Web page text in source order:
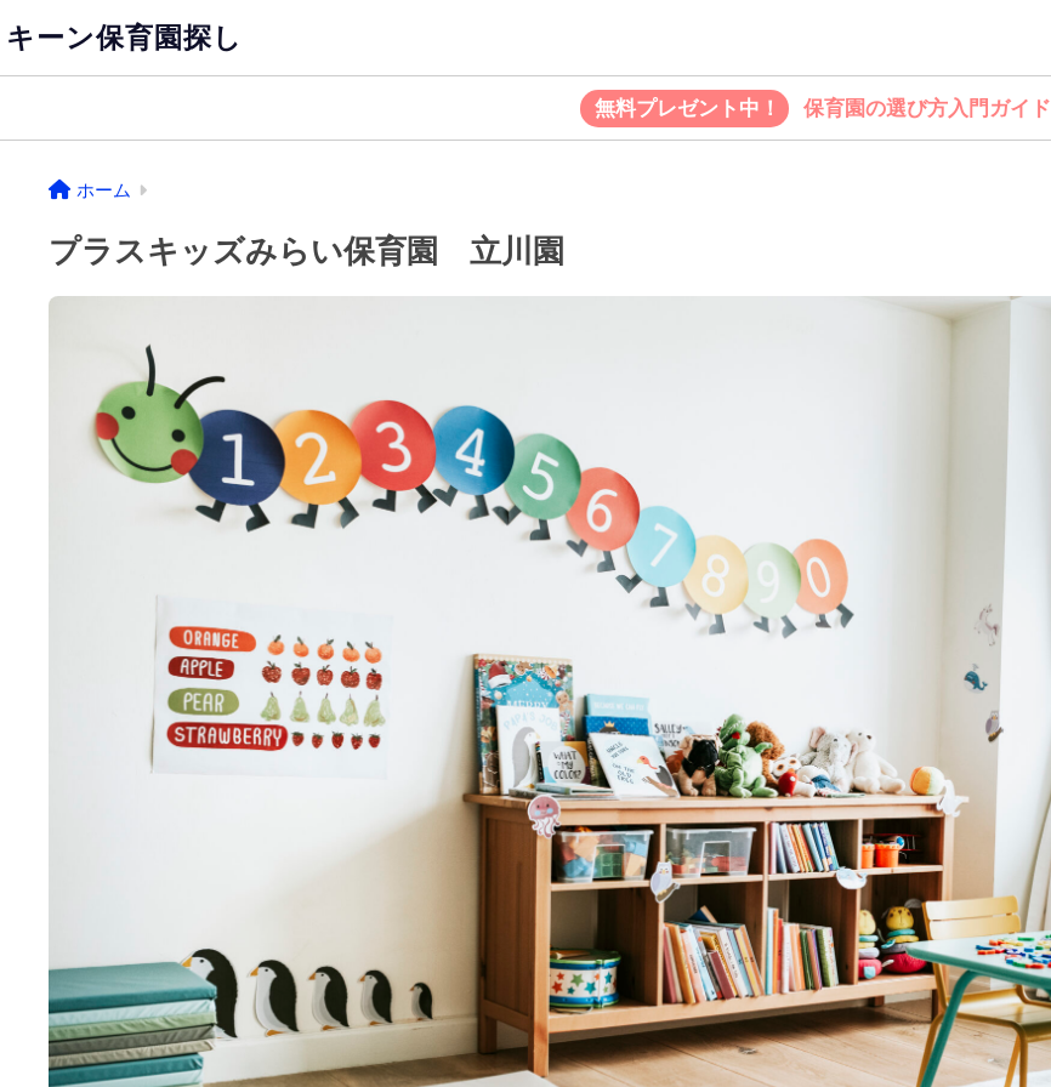
キーン保育園探し
無料プレゼント中！ 保育園の選び方入門ガイド
ホーム
プラスキッズみらい保育園 立川園